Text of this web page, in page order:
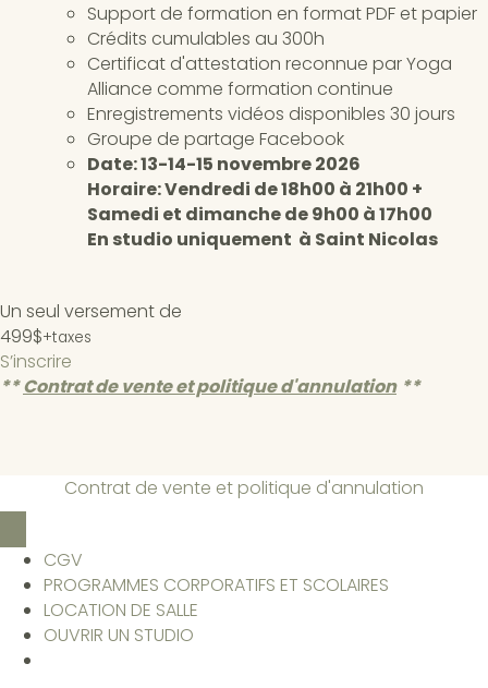
Support de formation en format PDF et papier
Crédits cumulables au 300h
Certificat d'attestation reconnue par Yoga
Alliance comme formation continue
Enregistrements vidéos disponibles 30 jours
Groupe de partage Facebook
Date: 13-14-15 novembre 2026
Horaire: Vendredi de 18h00 à 21h00 +
Samedi et dimanche de 9h00 à 17h00
En studio uniquement à Saint Nicolas
Un seul versement de
499$+taxes
S’inscrire
**Contrat de vente et politique d'annulation **
Contrat de vente et politique d'annulation
CGV
PROGRAMMES CORPORATIFS ET SCOLAIRES
LOCATION DE SALLE
OUVRIR UN STUDIO